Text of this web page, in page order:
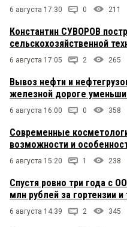
6 августа 17:30 0 211
Константин СУВОРОВ
сельскохозяйственной
6 августа 17:05 2 265
Вывоз нефти и
железной дороге
6 августа 16:00 0 358
Современные
возможности и
6 августа 15:20 1 238
Спустя ровно три года с
млн рублей за гортензии и
6 августа 14:39 2 345